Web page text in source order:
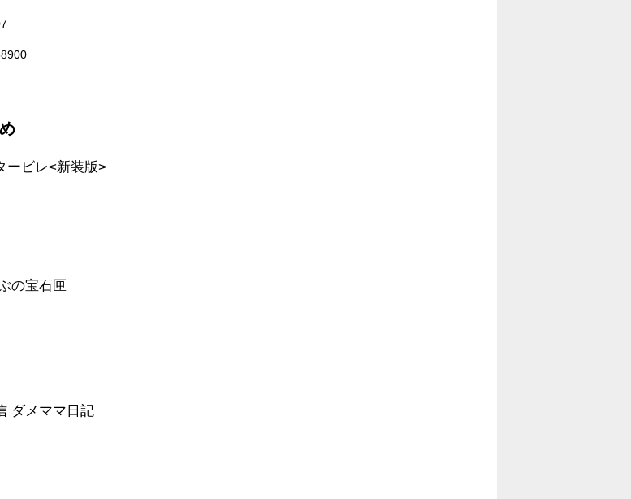
ービレ<新装版>
の宝石匣
ダメママ日記